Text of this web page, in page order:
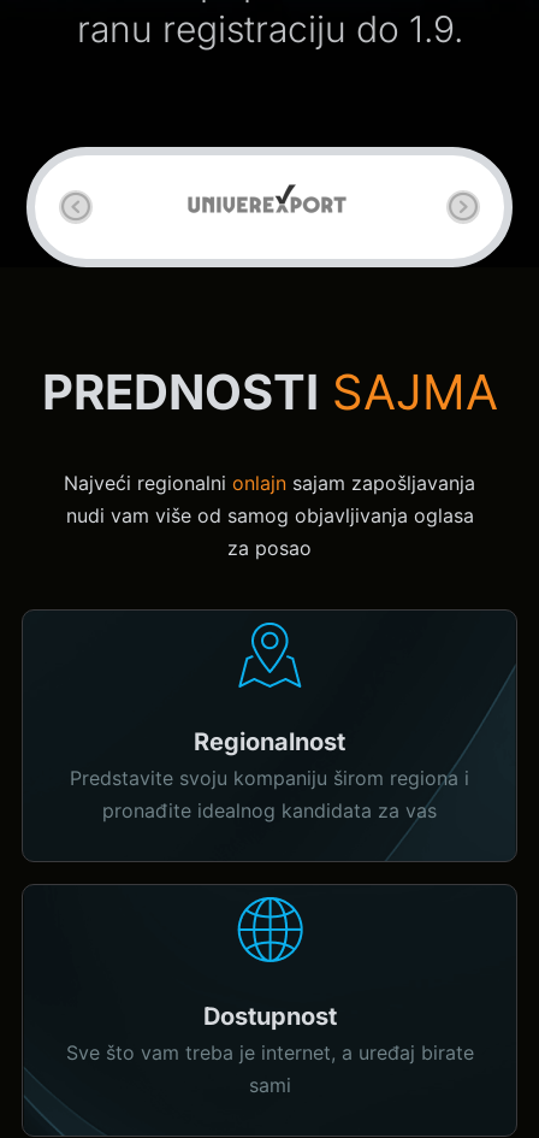
ranu registraciju do 1.9.
Previous Next
PREDNOSTI SAJMA
Najveći regionalni onlajn sajam zapošljavanja
nudi vam više od samog objavljivanja oglasa
za posao
Regionalnost
Predstavite svoju kompaniju širom regiona i
pronađite idealnog kandidata za vas
Dostupnost
Sve što vam treba je internet, a uređaj birate
sami